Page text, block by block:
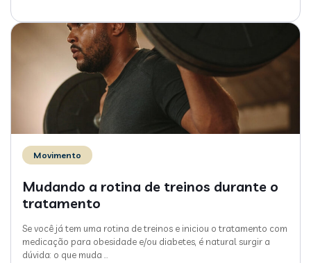
Movimento
Mudando a rotina de treinos durante o
tratamento
Se você já tem uma rotina de treinos e iniciou o tratamento com
medicação para obesidade e/ou diabetes, é natural surgir a
dúvida: o que muda …